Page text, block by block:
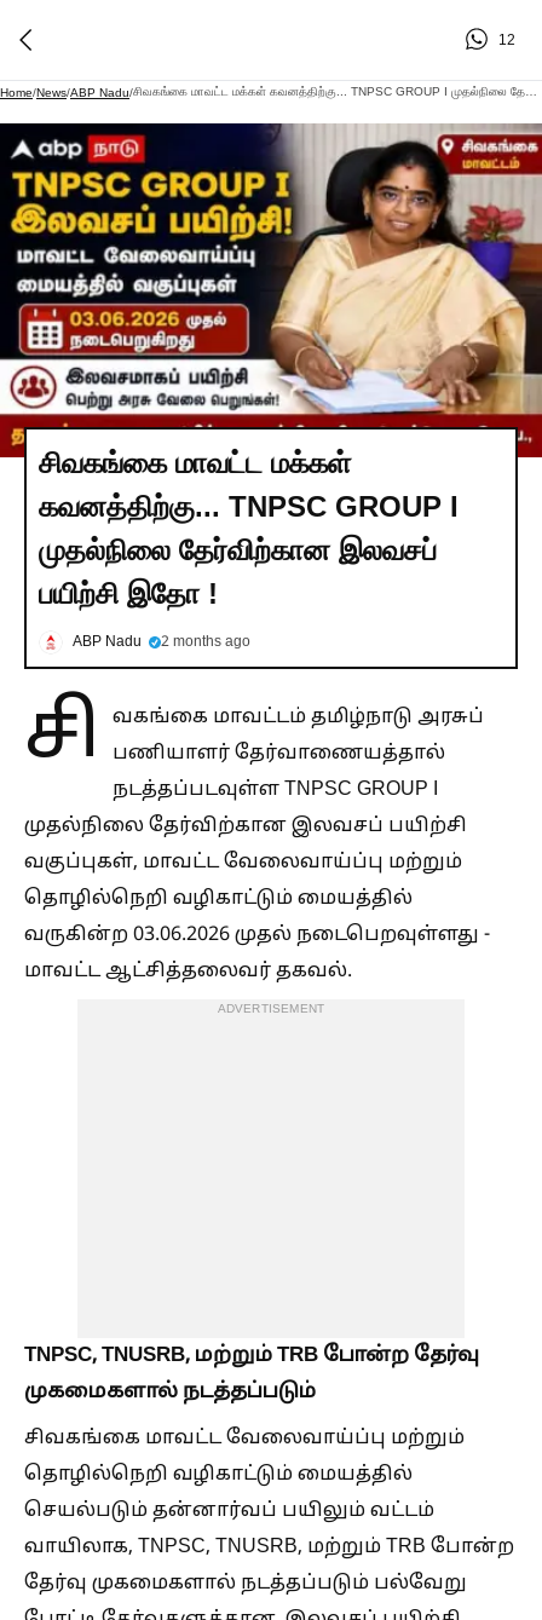
12
Home/News/ABP Nadu/
சிவகங்கை மாவட்ட மக்கள்
கவனத்திற்கு... TNPSC GROUP I
முதல்நிலை தேர்விற்கான இலவசப்
பயிற்சி இதோ !
ABP Nadu 2 months ago
சி
வகங்கை மாவட்டம் தமிழ்நாடு அரசுப்
பணியாளர் தேர்வாணையத்தால்
நடத்தப்படவுள்ள TNPSC GROUP I
முதல்நிலை தேர்விற்கான இலவசப் பயிற்சி
வகுப்புகள், மாவட்ட வேலைவாய்ப்பு மற்றும்
தொழில்நெறி வழிகாட்டும் மையத்தில்
வருகின்ற 03.06.2026 முதல் நடைபெறவுள்ளது -
மாவட்ட ஆட்சித்தலைவர் தகவல்.
ADVERTISEMENT
TNPSC, TNUSRB, மற்றும் TRB போன்ற தேர்வு
முகமைகளால் நடத்தப்படும்
சிவகங்கை மாவட்ட வேலைவாய்ப்பு மற்றும்
தொழில்நெறி வழிகாட்டும் மையத்தில்
செயல்படும் தன்னார்வப் பயிலும் வட்டம்
வாயிலாக, TNPSC, TNUSRB, மற்றும் TRB போன்ற
தேர்வு முகமைகளால் நடத்தப்படும் பல்வேறு